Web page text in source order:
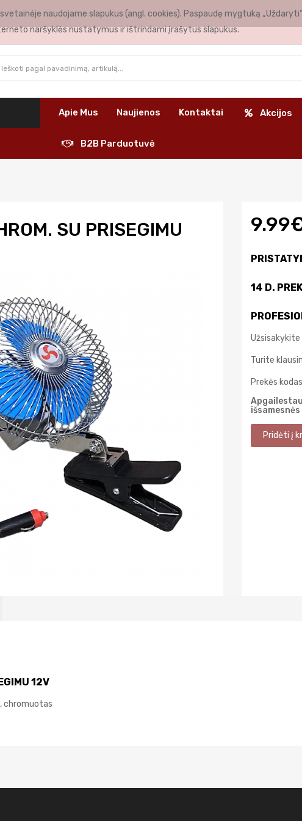
Apie Mus Naujienos Kontaktai Akcijos
B2B Parduotuvė
SU PRISEGIMU
14 D.
Užsisakykite
Turite
Prekės
12V
chromuotas
naudojame slapukus (angl. cookies). Paspaudę mygtuką
naršyklės nustatymus ir ištrindami įrašytus slapukus.